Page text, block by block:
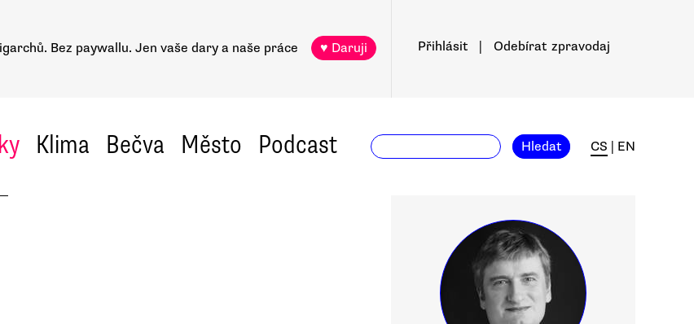
Bez paywallu. Jen vaše dary a naše práce ♥ Daruji Přihlásit Odebírat zpravodaj
Klima Bečva Město Podcast Hledat CS EN